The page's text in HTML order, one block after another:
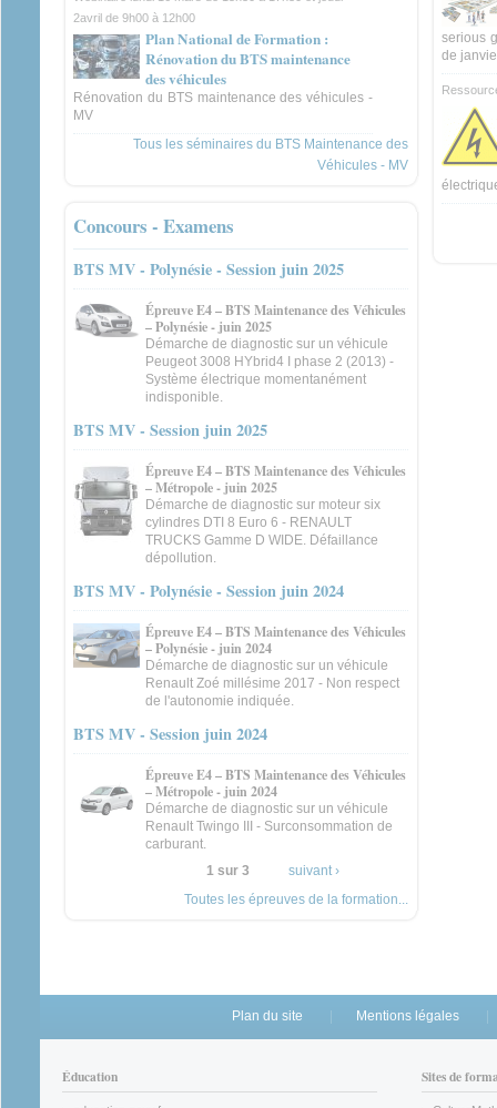
2avril de 9h00 à 12h00
Plan National de Formation :
Rénovation du BTS maintenance
des véhicules
Rénovation du BTS maintenance des véhicules -
MV
Tous les séminaires du BTS Maintenance des
Véhicules - MV
Concours - Examens
BTS MV - Polynésie - Session juin 2025
Épreuve E4 – BTS Maintenance des Véhicules
– Polynésie - juin 2025
Démarche de diagnostic sur un véhicule
Peugeot 3008 HYbrid4 I phase 2 (2013) -
Système électrique momentanément
indisponible.
BTS MV - Session juin 2025
Épreuve E4 – BTS Maintenance des Véhicules
– Métropole - juin 2025
Démarche de diagnostic sur moteur six
cylindres DTI 8 Euro 6 - RENAULT
TRUCKS Gamme D WIDE. Défaillance
dépollution.
BTS MV - Polynésie - Session juin 2024
Épreuve E4 – BTS Maintenance des Véhicules
– Polynésie - juin 2024
Démarche de diagnostic sur un véhicule
Renault Zoé millésime 2017 - Non respect
de l'autonomie indiquée.
BTS MV - Session juin 2024
Épreuve E4 – BTS Maintenance des Véhicules
– Métropole - juin 2024
Démarche de diagnostic sur un véhicule
Renault Twingo III - Surconsommation de
carburant.
1 sur 3
suivant ›
Toutes les épreuves de la formation...
serious
de
Plan du site Mentions légales
Éducation Sites de